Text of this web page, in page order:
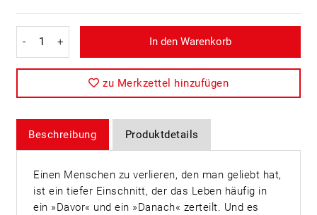
- + In den Warenkorb
zu Merkzettel hinzufügen
Beschreibung Produktdetails
Einen Menschen zu verlieren, den man geliebt hat,
ist ein tiefer Einschnitt, der das Leben häufig in
ein »Davor« und ein »Danach« zerteilt. Und es